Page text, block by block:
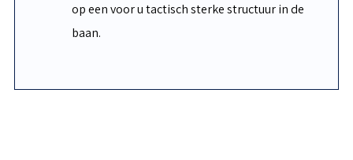
op een voor u tactisch sterke structuur in de
baan.